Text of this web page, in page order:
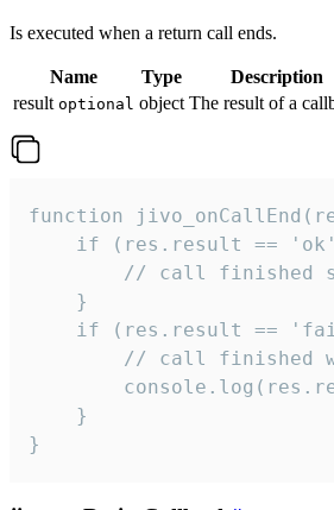
Is executed when a return call ends.
Name Type
Description
result optional object The result of a
function
if (res.result ==
// call finished
    }
if (res.result ==
// call finished
    }
}